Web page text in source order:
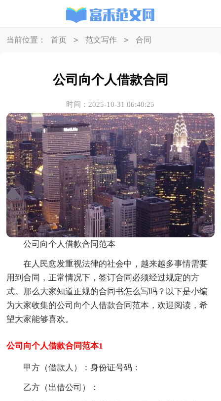
当前位置： 首页 > 范文写作 > 合同
公司向个人借款合同
时间：2025-10-31 06:40:25
公司向个人借款合同范本
在人民愈发重视法律的社会中，越来越多事情需要
用到合同，正常情况下，签订合同必须经过规定的方
式。那么大家知道正规的合同书怎么写吗？以下是小编
为大家收集的公司向个人借款合同范本，欢迎阅读，希
望大家能够喜欢。
公司向个人借款合同范本1
甲方（借款人）：身份证号码：
乙方（出借公司）：